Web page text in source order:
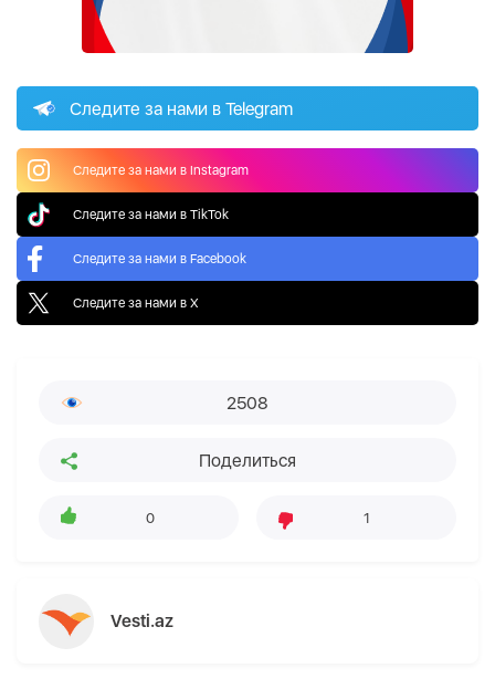
Следите за нами в Telegram
Следите за нами в Instagram
Следите за нами в TikTok
Следите за нами в Facebook
Следите за нами в X
2508
Поделиться
0 1
Vesti.az